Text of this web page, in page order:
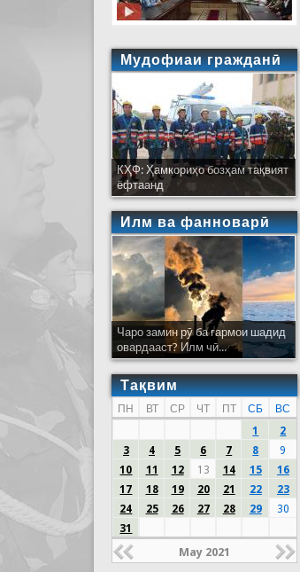
Мудофиаи гражданӣ
КҲФ: Ҳамкориҳо бозҳам тақвият
ёфтаанд
Илм ва фанноварӣ
Чаро замин рӯ ба гармои шадид
овардааст? Илм чӣ...
Тақвим
ПН ВТ СР ЧТ ПТ СБ
ВС
1
2
3
4 5 6 7 8
9
10
11 12 13 14 15
16
17
18 19 20 21 22
23
24
25 26 27 28 29
30
31
May 2021